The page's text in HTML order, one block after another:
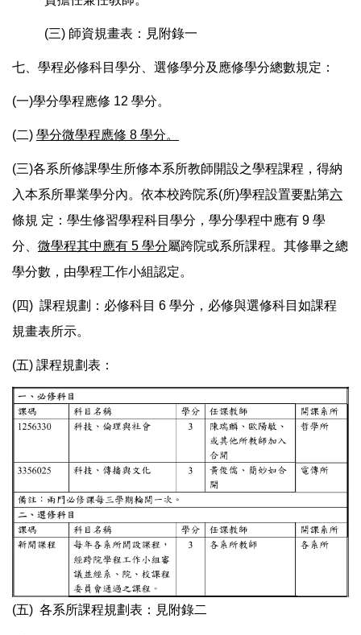
(三) 師資規畫表：見附錄一
七、學程必修科目學分、選修學分及應修學分總數規定：
(一)學分學程應修 12 學分。
(二) 學分微學程應修 8 學分。
(三)各系所修課學生所修本系所教師開設之學程課程，得納
入本系所畢業學分內。依本校跨院系(所)學程設置要點第六
條規 定：學生修習學程科目學分，學分學程中應有 9 學
分、 微學程其中應有 5 學分屬跨院或系所課程。其修畢之總
學分數，由學程工作小組認定。
(四) 課程規劃：必修科目 6 學分，必修與選修科目如課程
規畫表所示。
(五) 課程規劃表：
(五) 各系所課程規劃表：見附錄二